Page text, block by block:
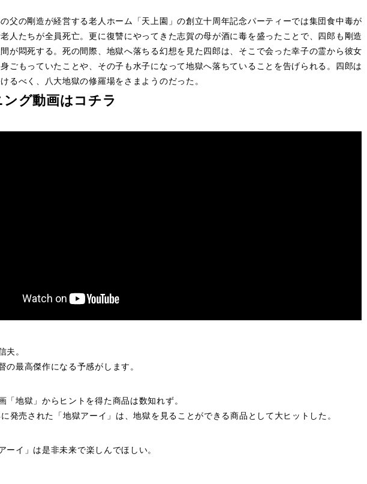
父の剛造が経営する老人ホーム「天上園」の創立十周年記念パーティーでは集団食中毒が
人たちが全員死亡。更に復讐にやってきた志賀の母が酒に毒を盛ったことで、四郎も剛造
が悶死する。死の間際、地獄へ落ちる幻想を見た四郎は、そこで会った幸子の霊から彼女
ごもっていたことや、その子も水子になって地獄へ落ちていることを告げられる。四郎は
るべく、八大地獄の修羅場をさまようのだった。
グ動画はコチラ
夫。
の最高傑作になる予感がします。
「地獄」からヒントを得た商品は数知れず。
発売された 「地獄アーイ」 は、地獄を見ることができる商品として大ヒットした。
ーイ」 は是非未来で楽しんでほしい。